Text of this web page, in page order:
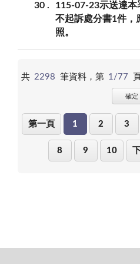
30
115-07-23示送達
不起訴處分書1件，
照。
共 2298 筆資料，第 1/77
確定
第一頁 1 2 3
8 9 10